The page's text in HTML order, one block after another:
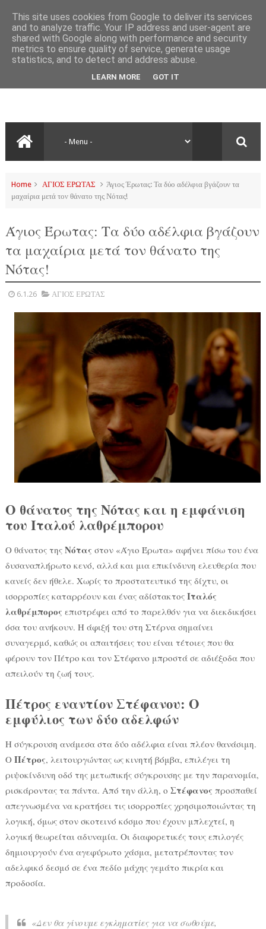
Home ΑΓΙΟΣ ΕΡΩΤΑΣ
Άγιος Έρωτας: Τα δύο αδέλφια βγάζουν τα
μαχαίρια μετά τον θάνατο της Νότας!
Άγιος Έρωτας: Τα δύο αδέλφια βγάζουν
τα μαχαίρια μετά τον θάνατο της
Νότας!
6.1.26 ΑΓΙΟΣ ΕΡΩΤΑΣ
Ο θάνατος της Νότας και η εμφάνιση
του Ιταλού λαθρέμπορου
Ο θάνατος της Νότας στον «Άγιο Έρωτα» αφήνει πίσω του ένα
δυσαναπλήρωτο κενό, αλλά και μια επικίνδυνη ελευθερία που
κανείς δεν ήθελε. Χωρίς το προστατευτικό της δίχτυ, οι
ισορροπίες καταρρέουν και ένας αδίστακτος Ιταλός
λαθρέμπορος επιστρέφει από το παρελθόν για να διεκδικήσει
όσα του ανήκουν. Η άφιξή του στη Στέρνα σημαίνει
συναγερμό, καθώς οι απαιτήσεις του είναι τέτοιες που θα
φέρουν τον Πέτρο και τον Στέφανο μπροστά σε αδιέξοδα που
απειλούν τη ζωή τους.
Πέτρος εναντίον Στέφανου: Ο
εμφύλιος των δύο αδελφών
Η σύγκρουση ανάμεσα στα δύο αδέλφια είναι πλέον θανάσιμη.
Ο Πέτρος, λειτουργώντας ως κινητή βόμβα, επιλέγει τη
ριψοκίνδυνη οδό της μετωπικής σύγκρουσης με την παρανομία,
ρισκάροντας τα πάντα. Από την άλλη, ο Στέφανος προσπαθεί
απεγνωσμένα να κρατήσει τις ισορροπίες χρησιμοποιώντας τη
λογική, όμως στον σκοτεινό κόσμο που έχουν μπλεχτεί, η
λογική θεωρείται αδυναμία. Οι διαφορετικές τους επιλογές
δημιουργούν ένα αγεφύρωτο χάσμα, μετατρέποντας τον
αδελφικό δεσμό σε ένα πεδίο μάχης γεμάτο πικρία και
προδοσία.
«Δεν θα γίνουμε εγκληματίες για να σωθούμε,
This site uses cookies from Google to deliver its services
and to analyze traffic. Your IP address and user-agent are
shared with Google along with performance and security
metrics to ensure quality of service, generate usage
statistics, and to detect and address abuse.
LEARN MORE GOT IT